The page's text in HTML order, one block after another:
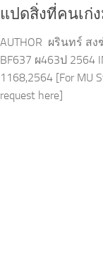
แปดสิ่งที่คนเก่
AUTHOR ผรินทร์ สง
BF637 ผ463ป 2564
1168,2564 [For MU
request here]